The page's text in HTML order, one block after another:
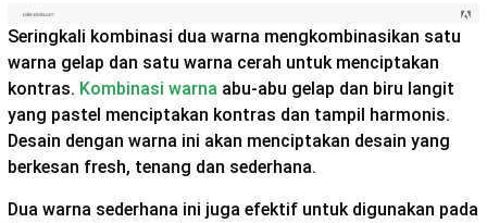
Seringkali kombinasi dua warna mengkombinasikan satu
warna gelap dan satu warna cerah untuk menciptakan
kontras. Kombinasi warna abu-abu gelap dan biru langit
yang pastel menciptakan kontras dan tampil harmonis.
Desain dengan warna ini akan menciptakan desain yang
berkesan fresh, tenang dan sederhana.
Dua warna sederhana ini juga efektif untuk digunakan pada